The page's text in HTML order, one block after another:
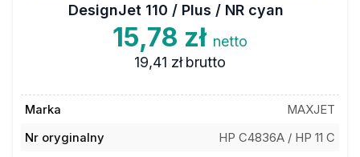
DesignJet 110 / Plus / NR cyan
15,78 zł netto
19,41 zł brutto
Marka
MAXJET
Nr oryginalny
HP C4836A / HP 11 C